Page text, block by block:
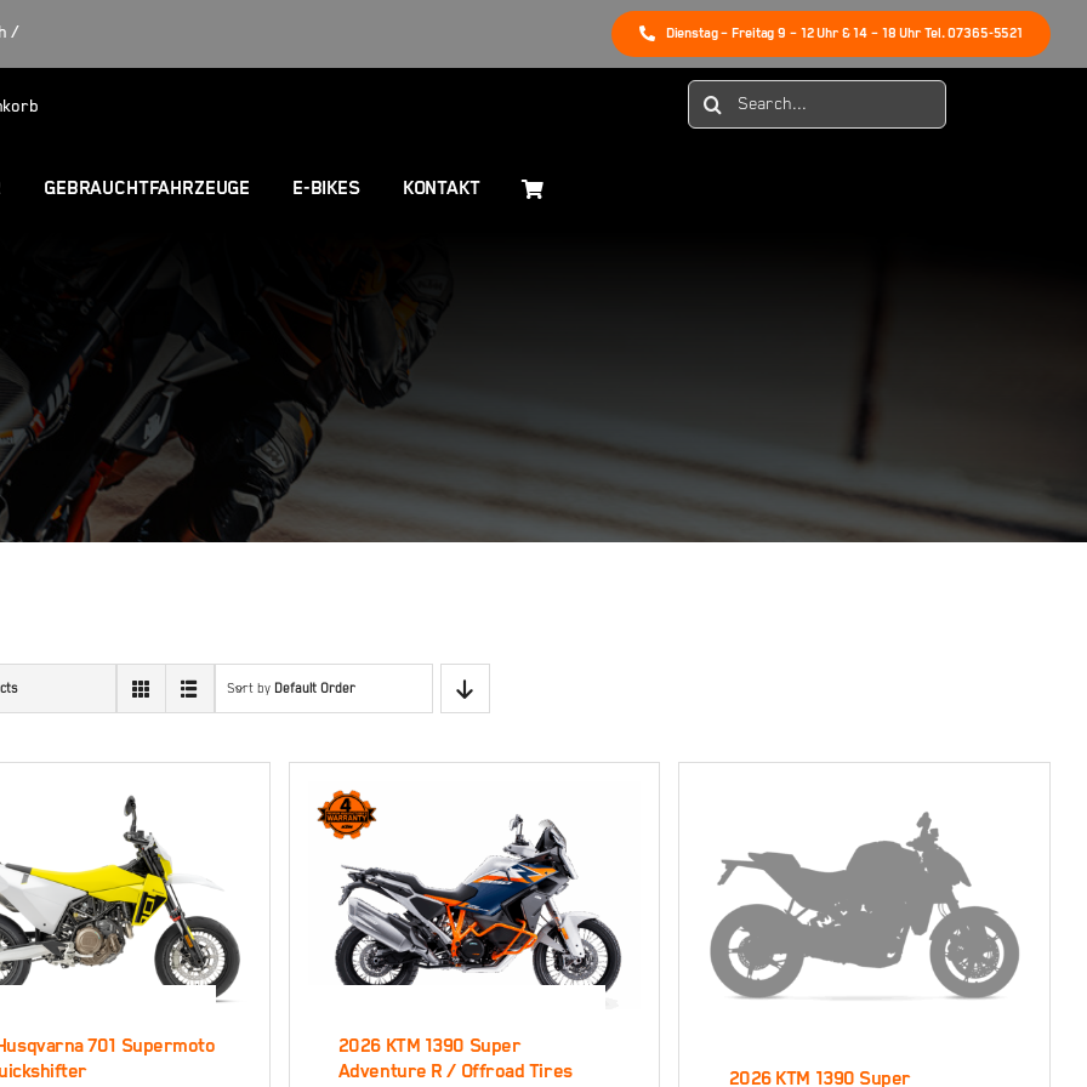
/ Dienstag – Freitag 9 – 12 Uhr & 14 – 18 Uhr Tel. 07365-5521
Suche
nach:
GEBRAUCHTFAHRZEUGE E-BIKES KONTAKT
Sort by Default Order
inkl.
701 Supermoto
2026 KTM 1390
2026 KTM 1390 Super
Adventure R / Offroad Tires
2026 KTM 1390 Super